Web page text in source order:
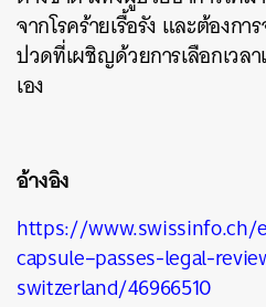
จากโรคร้ายเรื้อรัง และต้องก
ปวดที่เผชิญด้วยการเลือกเวล
เอง
อ้างอิง
https://www.swissinfo.ch/
capsule–passes-legal-
switzerland/46966510